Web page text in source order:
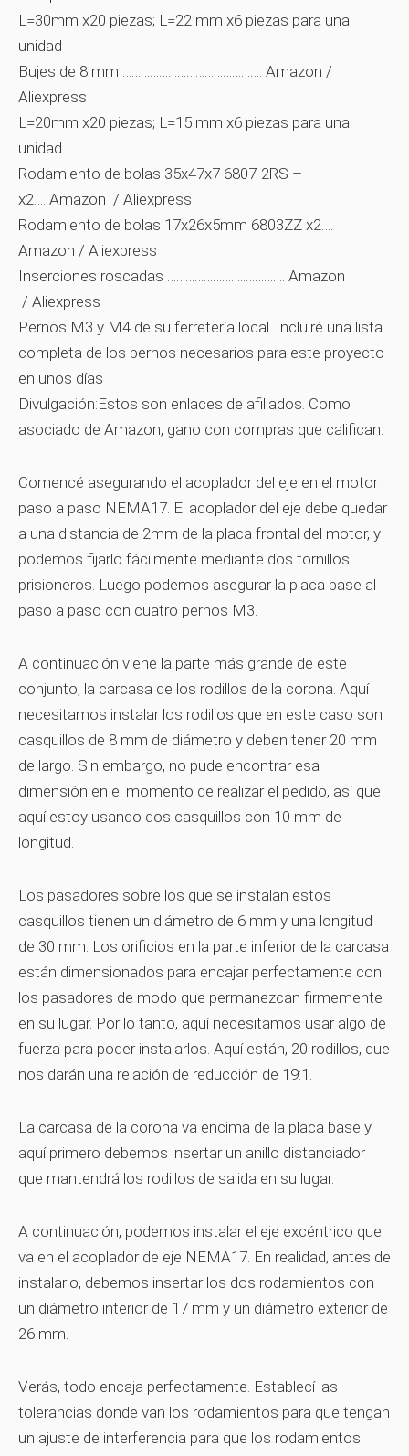
L=30mm x20 piezas; L=22 mm x6 piezas para una
unidad
Bujes de 8 mm ………………………………………. Amazon /
Aliexpress
L=20mm x20 piezas; L=15 mm x6 piezas para una
unidad
Rodamiento de bolas 35x47x7 6807-2RS –
x2…. Amazon / Aliexpress
Rodamiento de bolas 17x26x5mm 6803ZZ x2….
Amazon / Aliexpress
Inserciones roscadas ……………………..…………. Amazon
/ Aliexpress
Pernos M3 y M4 de su ferretería local. Incluiré una lista
completa de los pernos necesarios para este proyecto
en unos días
Divulgación:Estos son enlaces de afiliados. Como
asociado de Amazon, gano con compras que califican.
Comencé asegurando el acoplador del eje en el motor
paso a paso NEMA17. El acoplador del eje debe quedar
a una distancia de 2mm de la placa frontal del motor, y
podemos fijarlo fácilmente mediante dos tornillos
prisioneros. Luego podemos asegurar la placa base al
paso a paso con cuatro pernos M3.
A continuación viene la parte más grande de este
conjunto, la carcasa de los rodillos de la corona. Aquí
necesitamos instalar los rodillos que en este caso son
casquillos de 8 mm de diámetro y deben tener 20 mm
de largo. Sin embargo, no pude encontrar esa
dimensión en el momento de realizar el pedido, así que
aquí estoy usando dos casquillos con 10 mm de
longitud.
Los pasadores sobre los que se instalan estos
casquillos tienen un diámetro de 6 mm y una longitud
de 30 mm. Los orificios en la parte inferior de la carcasa
están dimensionados para encajar perfectamente con
los pasadores de modo que permanezcan firmemente
en su lugar. Por lo tanto, aquí necesitamos usar algo de
fuerza para poder instalarlos. Aquí están, 20 rodillos, que
nos darán una relación de reducción de 19:1.
La carcasa de la corona va encima de la placa base y
aquí primero debemos insertar un anillo distanciador
que mantendrá los rodillos de salida en su lugar.
A continuación, podemos instalar el eje excéntrico que
va en el acoplador de eje NEMA17. En realidad, antes de
instalarlo, debemos insertar los dos rodamientos con
un diámetro interior de 17 mm y un diámetro exterior de
26 mm.
Verás, todo encaja perfectamente. Establecí las
tolerancias donde van los rodamientos para que tengan
un ajuste de interferencia para que los rodamientos